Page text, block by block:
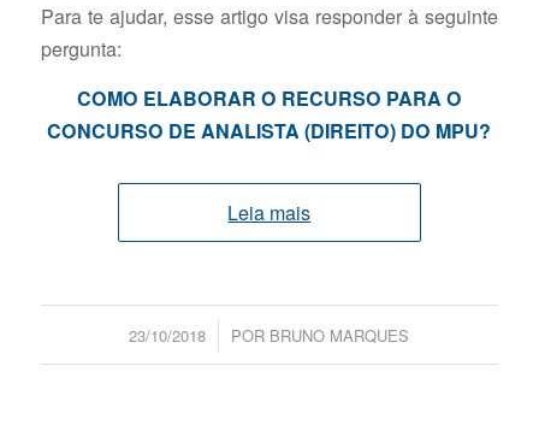
Para te ajudar, esse artigo visa responder à seguinte
pergunta:
COMO ELABORAR O RECURSO PARA O
CONCURSO DE ANALISTA (DIREITO) DO MPU?
Leia mais
23/10/2018
/ POR BRUNO MARQUES